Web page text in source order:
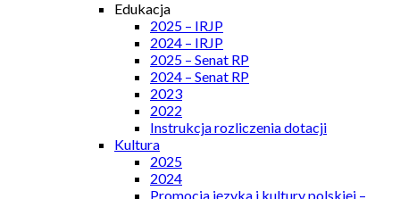
Edukacja
2025 – IRJP
2024 – IRJP
2025 – Senat RP
2024 – Senat RP
2023
2022
Instrukcja rozliczenia dotacji
Kultura
2025
2024
Promocja języka i kultury polskiej –